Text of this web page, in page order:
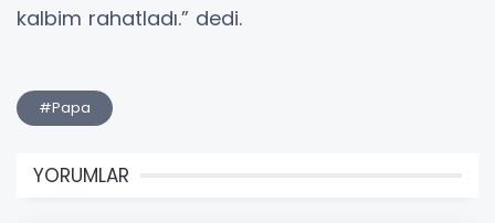
kalbim rahatladı.” dedi.
#Papa
YORUMLAR